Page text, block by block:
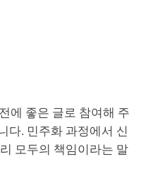
에 좋은 글로 참여해 주
다. 민주화 과정에서 신
모두의 책임이라는 말